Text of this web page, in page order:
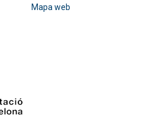
Mapa web